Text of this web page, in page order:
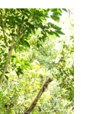
當科學家們要
研究鯨豚的調
遊客來說，大
上有一片尖尖
，但是調查人
特徵，才能夠
能辨認」的地